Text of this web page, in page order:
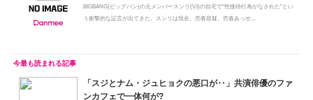
BIGBANG(ビッグバン)の元メンバースンリ(V.I)の自宅で"性接待行為がなされた"とい
う衝撃的な証言が出てきた。スンリは現在、売春容疑、売春あっせ...
「スジとナム・ジュヒョクの悪口が‥」共演俳優のファ
ンカフェで一体何が?